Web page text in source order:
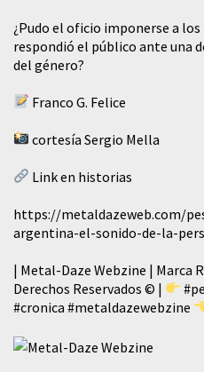
¿Pudo el oficio imponerse a
respondió el público ante una
del género?
Franco G. Felice
cortesía Sergio Mella
Link en historias
https://metaldazeweb.com/
argentina-el-sonido-de-la-
| Metal-Daze Webzine | Marca
Derechos Reservados © |
#cronica #metaldazewebzine